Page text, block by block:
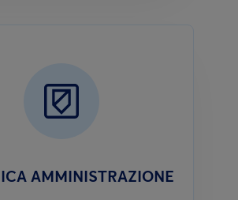
AMMINISTRAZIONE